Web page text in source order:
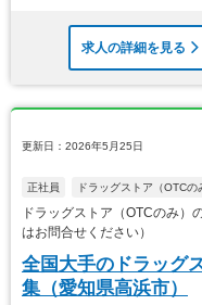
求人の詳細を見る
更新日：2026年5月25日
正社員 ドラッグストア（OTCの
ドラッグストア（OTCのみ
はお問合せください）
全国大手のドラッグ
集（愛知県高浜市）